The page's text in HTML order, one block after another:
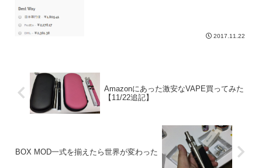
2017.11.22
Amazonにあった激安なVAPE買ってみた
【11/22追記】
BOX MOD一式を揃えたら世界が変わった